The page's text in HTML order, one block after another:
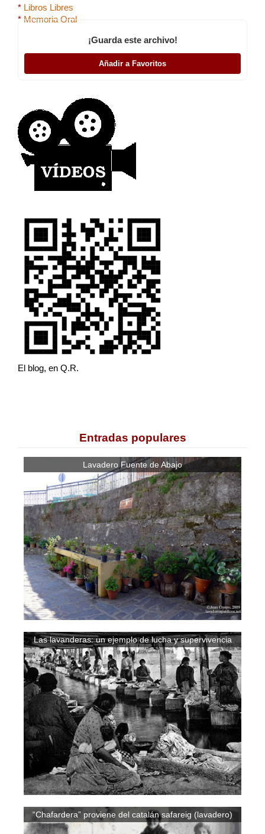
* Libros Libres
* Memoria Oral
¡Guarda este archivo!
Añadir a Favoritos
El blog, en Q.R.
Entradas populares
Lavadero Fuente de Abajo
Las lavanderas: un ejemplo de lucha y supervivencia
“Chafardera” proviene del catalán safareig (lavadero)